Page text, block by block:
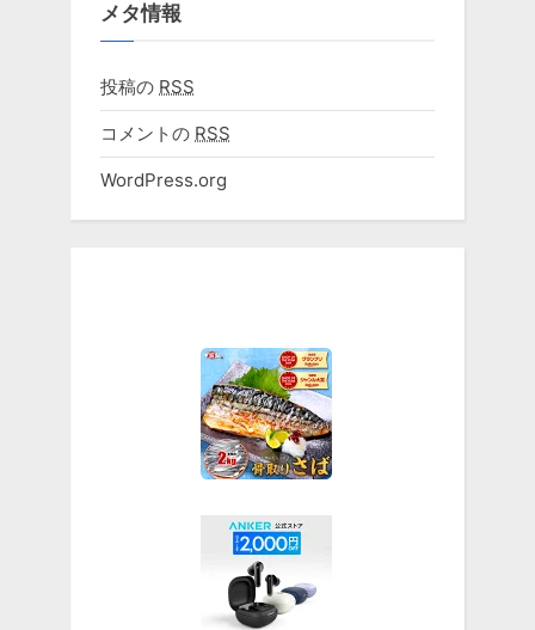
メタ情報
投稿の RSS
コメントの RSS
WordPress.org